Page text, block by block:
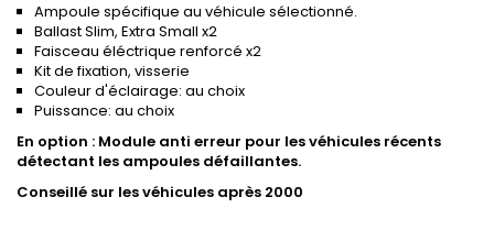
Ampoule spécifique au véhicule sélectionné.
Ballast Slim, Extra Small x2
Faisceau éléctrique renforcé x2
Kit de fixation, visserie
Couleur d'éclairage: au choix
Puissance: au choix
En option : Module anti erreur pour les véhicules récents
détectant les ampoules défaillantes.
Conseillé sur les véhicules après 2000